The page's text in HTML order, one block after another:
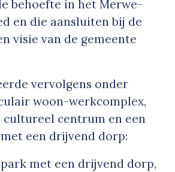
behoefte in het Merwe-
en die aansluiten bij de
visie van de gemeente
vervolgens onder
woon-werkcomplex,
cultureel centrum en een
een drijvend dorp:
met een drijvend dorp,